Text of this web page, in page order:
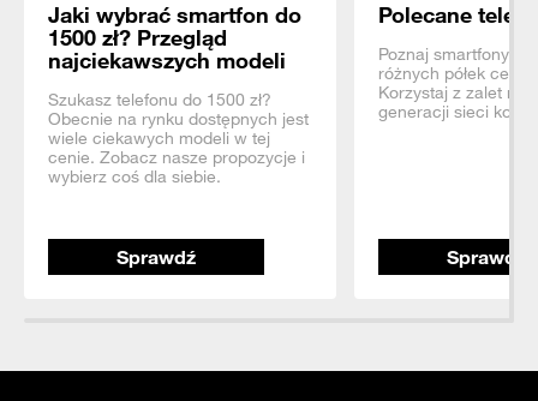
Jaki wybrać smartfon do
1500 zł? Przegląd
najciekawszych modeli
Szukasz telefonu do 1500 zł?
Obecnie na rynku dostępnych jest
wiele ciekawych modeli w tej
cenie. Zobacz nasze propozycje i
wybierz coś dla siebie.
Sprawdź
Polecane
Poznaj smartfony z
różnych półek
Korzystaj z zalet
generacji sieci
Sprawdź